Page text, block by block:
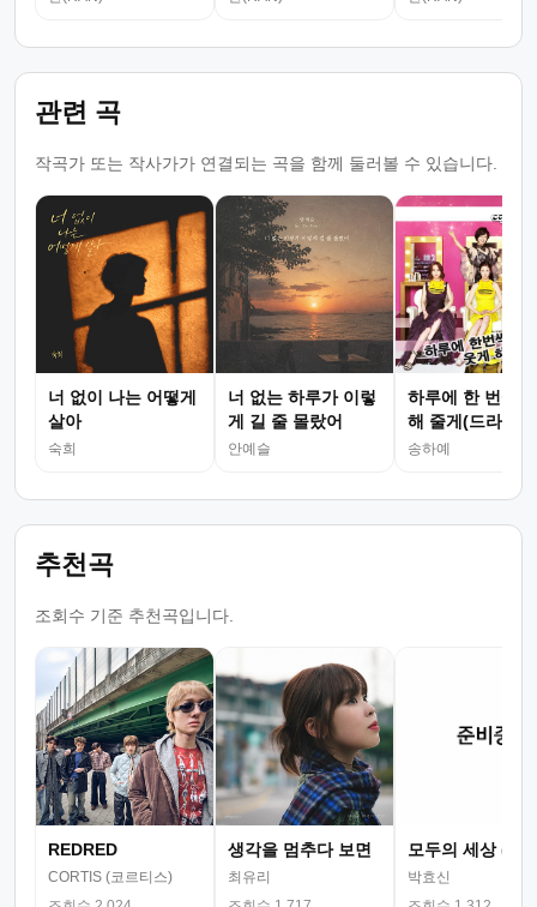
관련 곡
작곡가 또는 작사가가 연결되는 곡을 함께 둘러볼 수 있습니다.
너 없이 나는 어떻게
살아
숙희
너 없는 하루가 이렇
게 길 줄 몰랐어
안예슬
하루에 한 번씩
해 줄게(드라마
송하예
추천곡
조회수 기준 추천곡입니다.
REDRED
CORTIS (코르티스)
생각을 멈추다 보면
최유리
모두의 세상 (뮤
박효신